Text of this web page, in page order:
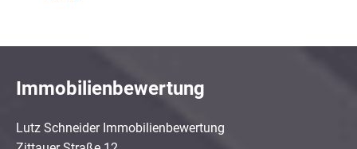
Immobilienbewertung
Lutz Schneider Immobilienbewertung